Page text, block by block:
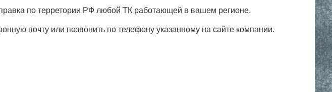
по терретории РФ любой ТК работающей в вашем регионе.
почту или позвонить по телефону указанному на сайте компании.